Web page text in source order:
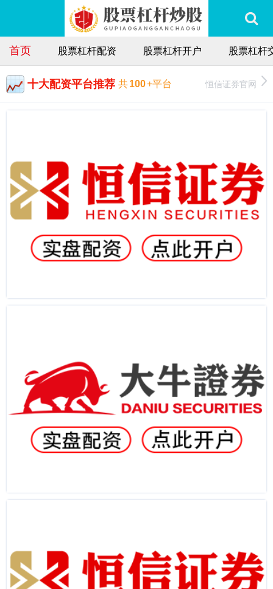
首页 股票杠杆配资 股票杠杆开户 股票杠杆
十大配资平台推荐 共100+平台 恒信证券官网